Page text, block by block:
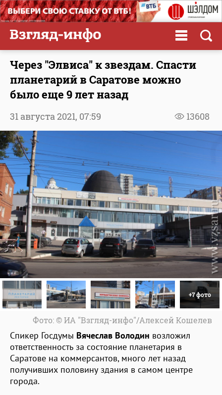
Через "Элвиса" к звездам. Спасти
планетарий в Саратове можно
было еще 9 лет назад
13608
31 августа 2021, 07:59
+7 фото
Фото: © ИА "Взгляд-инфо"/Алексей Кошелев
Спикер Госдумы Вячеслав Володин возложил
ответственность за состояние планетария в
Саратове на коммерсантов, много лет назад
получивших половину здания в самом центре
города.